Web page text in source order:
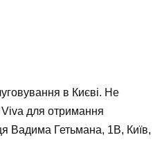
в Києві. Не
Viva для отримання
Вадима Гетьмана, 1В, Київ,